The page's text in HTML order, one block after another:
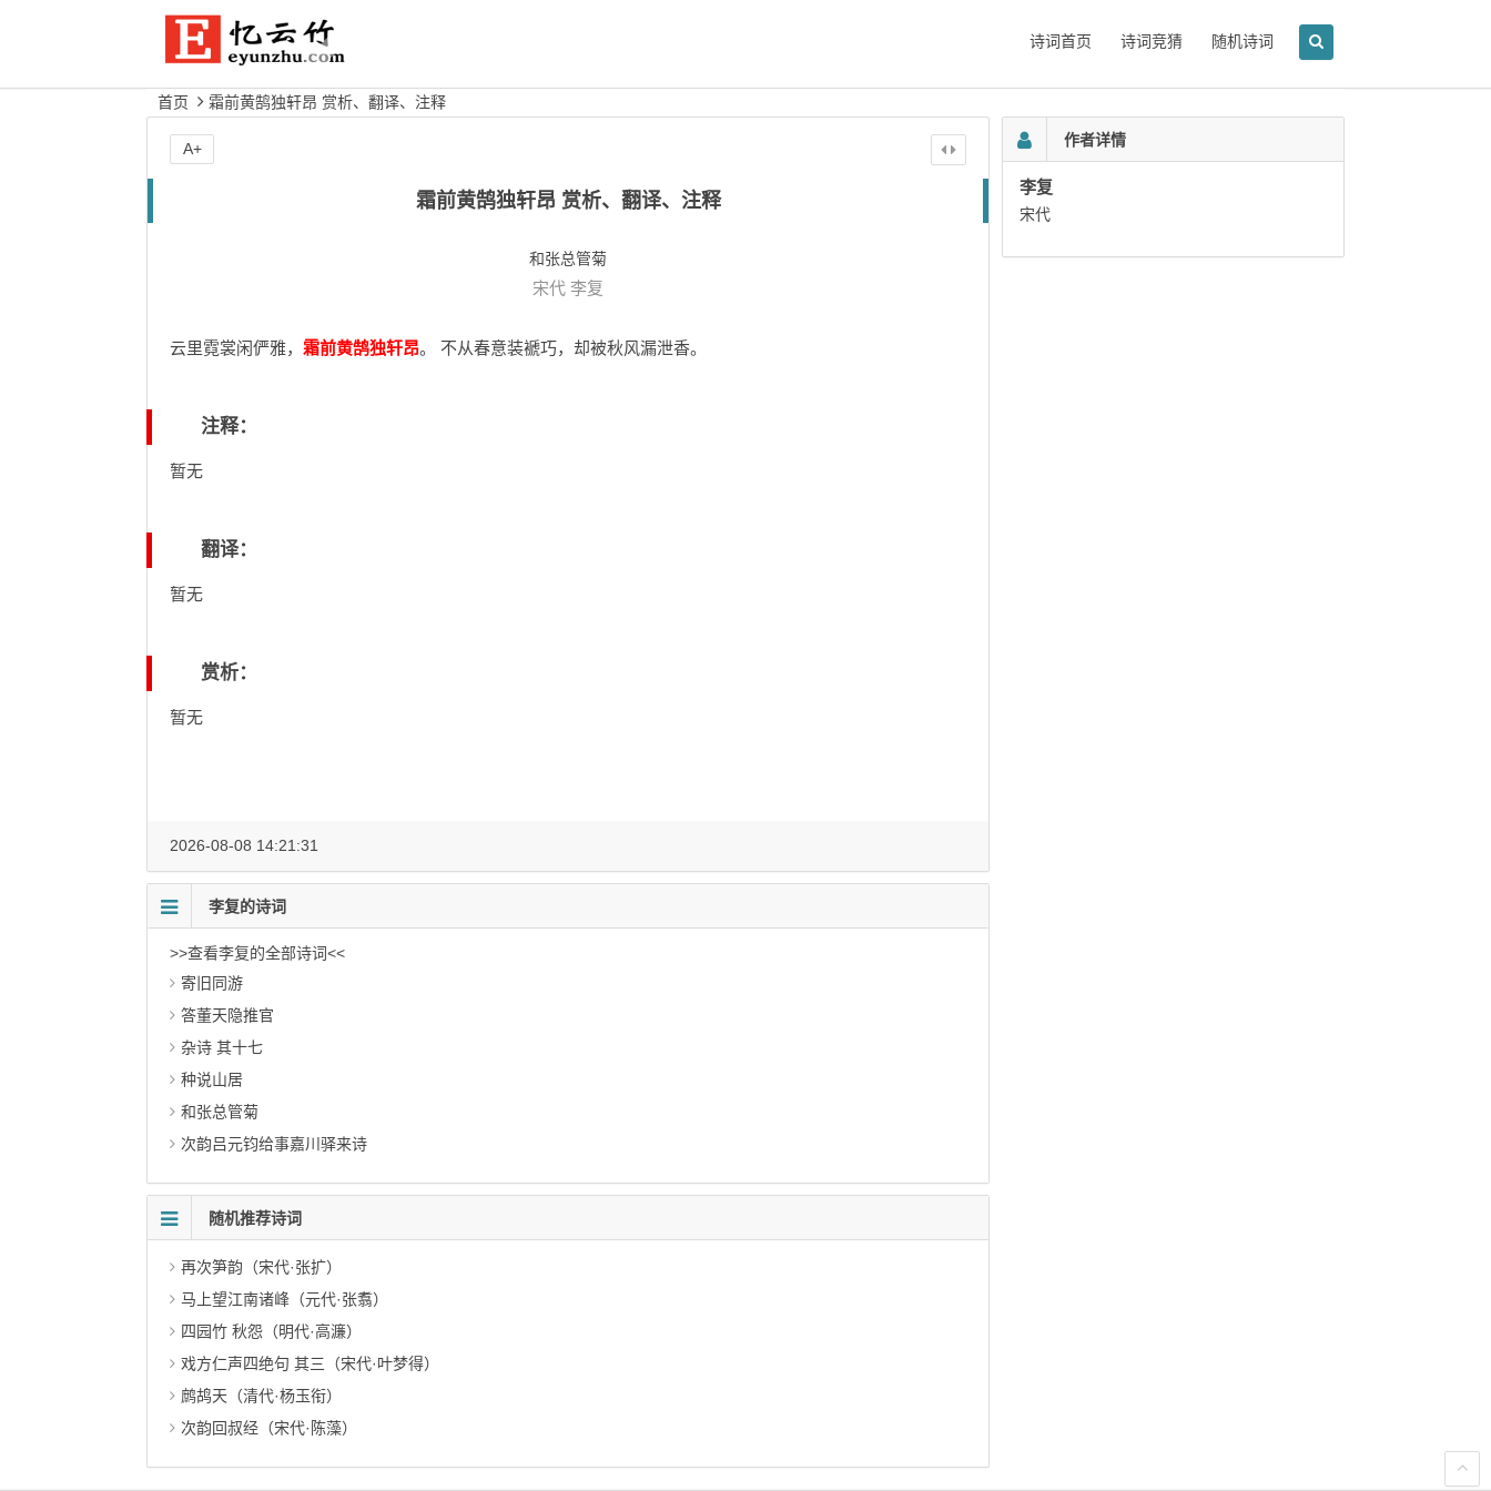
诗词首页 诗词竞猜 随机诗词
首页 霜前黄鹄独轩昂 赏析、翻译、注释
霜前黄鹄独轩昂 赏析、翻译、注释
和张总管菊
宋代 李复
云里霓裳闲俨雅， 霜前黄鹄独轩昂。 不从春意装褫巧，却被秋风漏泄香。
注释：
暂无
翻译：
暂无
赏析：
暂无
A+
2026-08-08 14:21:31
李复的诗词
>>查看李复的全部诗词<<
寄旧同游
答董天隐推官
杂诗 其十七
种说山居
和张总管菊
次韵吕元钧给事嘉川驿来诗
随机推荐诗词
再次笋韵（宋代·张扩）
马上望江南诸峰（元代·张翥）
四园竹 秋怨（明代·高濂）
戏方仁声四绝句 其三（宋代·叶梦得）
鹧鸪天（清代·杨玉衔）
次韵回叔经（宋代·陈藻）
作者详情
李复
宋代